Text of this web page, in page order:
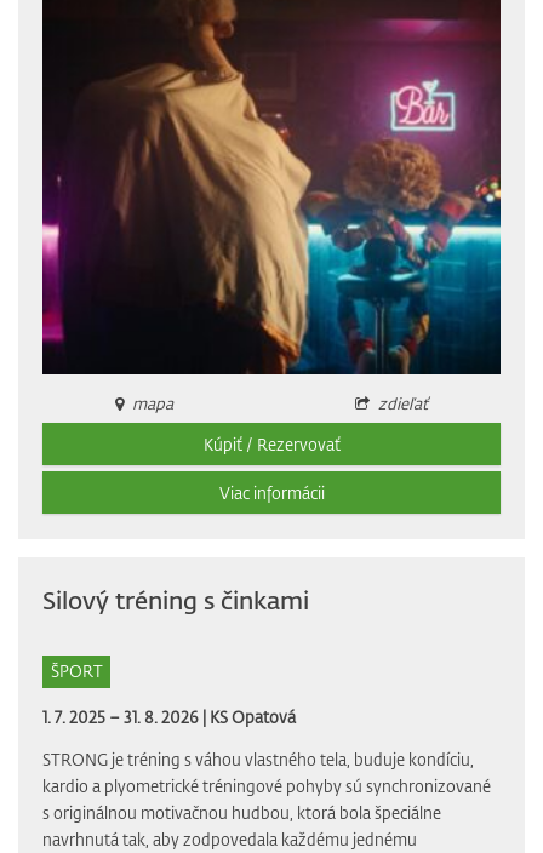
mapa
zdieľať
Kúpiť / Rezervovať
Viac informácii
Silový tréning s činkami
ŠPORT
1. 7. 2025 – 31. 8. 2026 | KS Opatová
STRONG je tréning s váhou vlastného tela, buduje kondíciu,
kardio a plyometrické tréningové pohyby sú synchronizované
s originálnou motivačnou hudbou, ktorá bola špeciálne
navrhnutá tak, aby zodpovedala každému jednému